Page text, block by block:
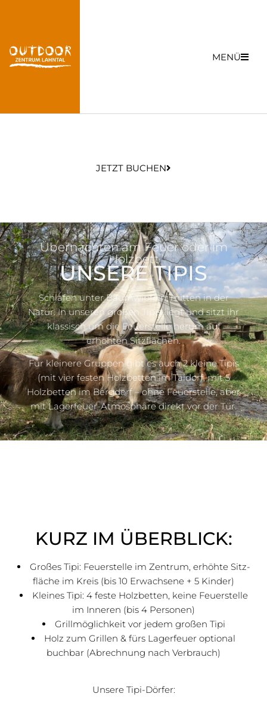
MENÜ
JETZT BUCHEN
Über­nachten am Feuer oder im
Holzbett
UNSERE TIPIS
Schlafen unter Baum­wip­feln, mitten in der
Natur. In unseren großen Tipis liegt und sitzt ihr
klassisch um die Feuer­stelle herum auf
erhöhten Sitz­flä­chen.
Für kleinere Gruppen gibt es auch 2 kleine Tipis
(mit vier festen Holz­betten im Taldorf, mit 5
Holz­betten im Bergdorf – ohne Feuer­stelle, aber
mit Lager­feuer-Atmo­sphäre direkt vor der Tür.
KURZ IM ÜBERBLICK:
Großes Tipi: Feuer­stelle im Zentrum, erhöhte Sitz­
fläche im Kreis (bis 10 Erwach­sene + 5 Kinder)
Kleines Tipi: 4 feste Holz­betten, keine Feuer­stelle
im Inneren (bis 4 Personen)
Grill­mög­lich­keit vor jedem großen Tipi
Holz zum Grillen & fürs Lager­feuer optional
buchbar (Abrech­nung nach Verbrauch)
Unsere Tipi-Dörfer: